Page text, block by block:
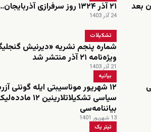
بعد
٢١ آذر ١٣٢۴ روز سرفرازی آذربایجان...!
24 آذر 1403
تشکیلات
شماره پنجم نشریه «دیرنیش
ویژه‌نامه ۲۱ آذر منتشر شد
21 آذر 1403
بیانیه
۱۲ شهریور موناسیبتی ایله گونئی
سیاسی تشکیلاتلارینین ۱۲
بیاننامه‌سی
13 شهریور 1401
تیتر یک